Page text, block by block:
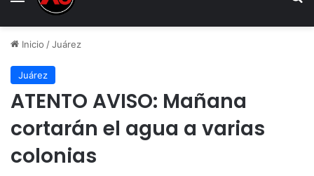
Inicio /Juárez
Juárez
ATENTO AVISO: Mañana
cortarán el agua a varias
colonias